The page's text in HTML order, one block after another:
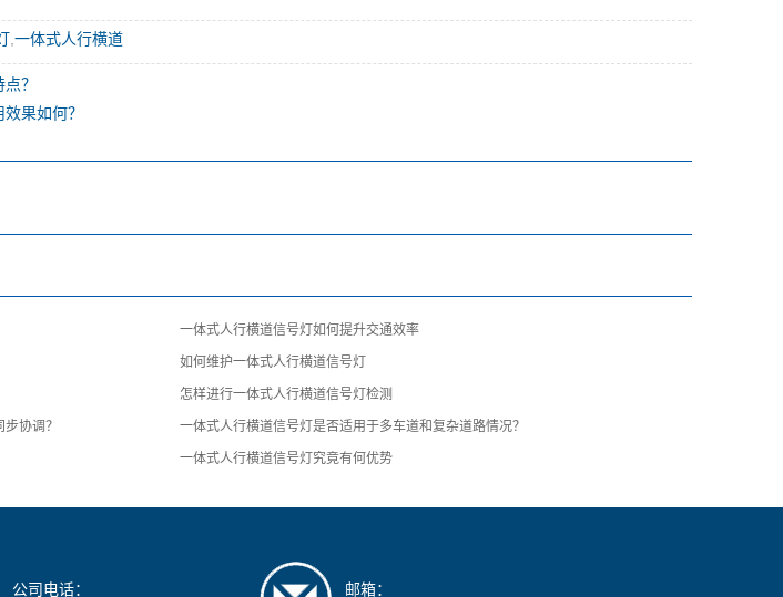
一体式人行横道
？
果如何？
一体式人行横道信号灯如何提升交通效率
如何维护一体式人行横道信号灯
怎样进行一体式人行横道信号灯检测
协调？ 一体式人行横道信号灯是否适用于多车道和复杂道路情况？
一体式人行横道信号灯究竟有何优势
公司电话： 邮箱：